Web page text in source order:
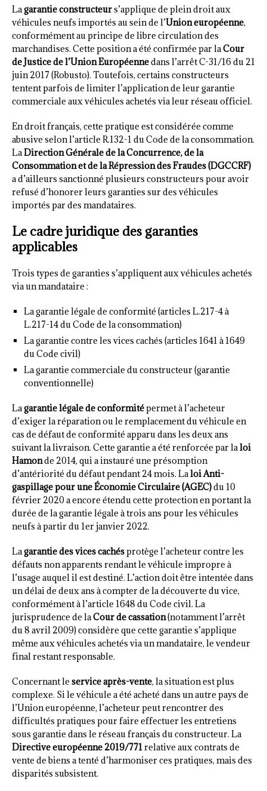
Lagarantie constructeurs’applique de plein droit aux
véhicules neufs importés au sein de l’Union européenne,
conformément au principe de libre circulation des
marchandises. Cette position a été confirmée par laCour
de Justice de l’Union Européennedans l’arrêt C-31/16 du 21
juin 2017 (Robusto). Toutefois, certains constructeurs
tentent parfois de limiter l’application de leur garantie
commerciale aux véhicules achetés via leur réseau officiel.
En droit français, cette pratique est considérée comme
abusive selon l’article R.132-1 du Code de la consommation.
LaDirection Générale de la Concurrence, de la
Consommation et de la Répression des Fraudes (DGCCRF)
a d’ailleurs sanctionné plusieurs constructeurs pour avoir
refusé d’honorer leurs garanties sur des véhicules
importés par des mandataires.
Le cadre juridique des garanties
applicables
Trois types de garanties s’appliquent aux véhicules achetés
via un mandataire :
La garantie légale de conformité (articles L.217-4 à
L.217-14 du Code de la consommation)
La garantie contre les vices cachés (articles 1641 à 1649
du Code civil)
La garantie commerciale du constructeur (garantie
conventionnelle)
Lagarantie légale de conformitépermet à l’acheteur
d’exiger la réparation ou le remplacement du véhicule en
cas de défaut de conformité apparu dans les deux ans
suivant la livraison. Cette garantie a été renforcée par laloi
Hamonde 2014, qui a instauré une présomption
d’antériorité du défaut pendant 24 mois. Laloi Anti-
gaspillage pour une Économie Circulaire (AGEC)du 10
février 2020 a encore étendu cette protection en portant la
durée de la garantie légale à trois ans pour les véhicules
neufs à partir du 1er janvier 2022.
Lagarantie des vices cachésprotège l’acheteur contre les
défauts non apparents rendant le véhicule impropre à
l’usage auquel il est destiné. L’action doit être intentée dans
un délai de deux ans à compter de la découverte du vice,
conformément à l’article 1648 du Code civil. La
jurisprudence de laCour de cassation(notamment l’arrêt
du 8 avril 2009) considère que cette garantie s’applique
même aux véhicules achetés via un mandataire, le vendeur
final restant responsable.
Concernant le service après-vente, la situation est plus
complexe. Si le véhicule a été acheté dans un autre pays de
l’Union européenne, l’acheteur peut rencontrer des
difficultés pratiques pour faire effectuer les entretiens
sous garantie dans le réseau français du constructeur. La
Directive européenne 2019/771relative aux contrats de
vente de biens a tenté d’harmoniser ces pratiques, mais des
disparités subsistent.